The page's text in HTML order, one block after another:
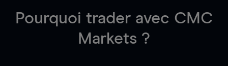
Pourquoi trader avec CMC
Markets ?